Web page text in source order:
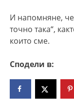
И напомняне,
точно така“,
които сме.
Сподели в: